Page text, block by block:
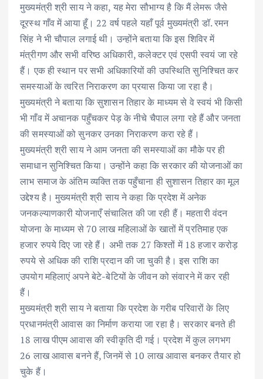
मुख्यमंत्री श्री साय ने कहा, यह मेरा सौभाग्य है कि मैं लेमरू जैसे
दूरस्थ गाँव में आया हूँ। 22 वर्ष पहले यहाँ पूर्व मुख्यमंत्री डॉ. रमन
सिंह ने भी चौपाल लगाई थी। उन्होंने बताया कि इस शिविर में
मंत्रीगण और सभी वरिष्ठ अधिकारी, कलेक्टर एवं एसपी स्वयं जा रहे
हैं। एक ही स्थान पर सभी अधिकारियों की उपस्थिति सुनिश्चित कर
समस्याओं के त्वरित निराकरण का प्रयास किया जा रहा है।
मुख्यमंत्री ने बताया कि सुशासन तिहार के माध्यम से वे स्वयं भी किसी
भी गाँव में अचानक पहुँचकर पेड़ के नीचे चैपाल लगा रहे हैं और जनता
की समस्याओं को सुनकर उनका निराकरण करा रहे हैं।
मुख्यमंत्री श्री साय ने आम जनता की समस्याओं का मौके पर ही
समाधान सुनिश्चित किया। उन्होंने कहा कि सरकार की योजनाओं का
लाभ समाज के अंतिम व्यक्ति तक पहुँचाना ही सुशासन तिहार का मूल
उद्देश्य है। मुख्यमंत्री श्री साय ने कहा कि प्रदेश में अनेक
जनकल्याणकारी योजनाएँ संचालित की जा रही हैं। महतारी वंदन
योजना के माध्यम से 70 लाख महिलाओं के खातों में प्रतिमाह एक
हजार रुपये दिए जा रहे हैं। अभी तक 27 किश्तों में 18 हजार करोड़
रुपये से अधिक की राशि प्रदान की जा चुकी है। इस राशि का
उपयोग महिलाएं अपने बेटे-बेटियों के जीवन को संवारने में कर रही
हैं।
मुख्यमंत्री श्री साय ने बताया कि प्रदेश के गरीब परिवारों के लिए
प्रधानमंत्री आवास का निर्माण कराया जा रहा है। सरकार बनते ही
18 लाख पीएम आवास की स्वीकृति दी गई। प्रदेश में कुल लगभग
26 लाख आवास बनने हैं, जिनमें से 10 लाख आवास बनकर तैयार हो
चुके हैं।